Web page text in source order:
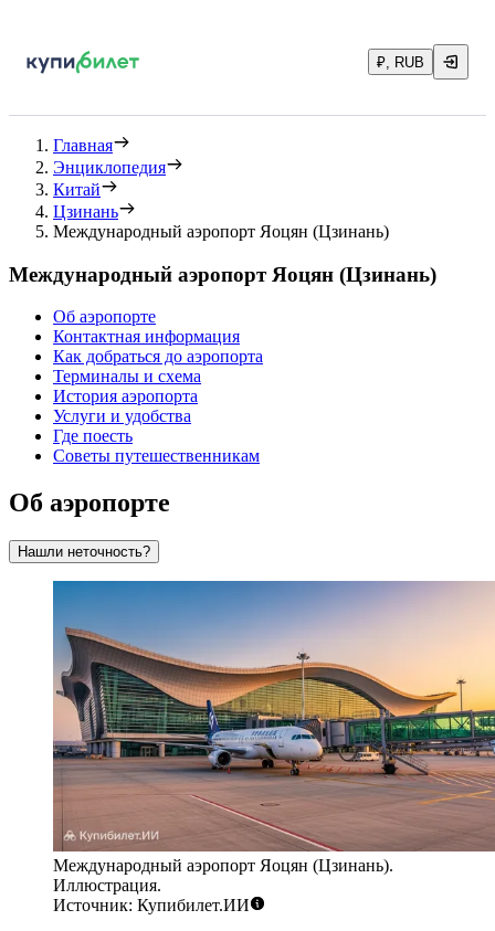
₽, RUB
Главная
Энциклопедия
Китай
Цзинань
Международный аэропорт Яоцян (Цзинань)
Международный аэропорт Яоцян (Цзинань)
Об аэропорте
Контактная информация
Как добраться до аэропорта
Терминалы и схема
История аэропорта
Услуги и удобства
Где поесть
Советы путешественникам
Об аэропорте
Нашли неточность?
Международный аэропорт Яоцян (Цзинань).
Иллюстрация.
Источник: Купибилет.ИИ